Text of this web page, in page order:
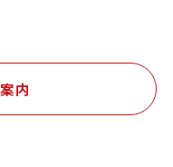
内